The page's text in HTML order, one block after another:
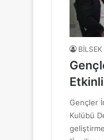
4
18
6
Gençler
Kulübü